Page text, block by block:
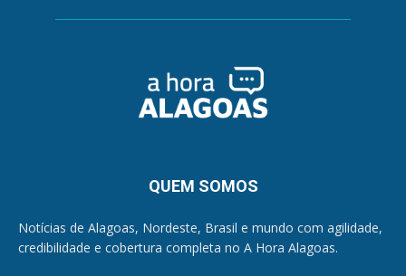
QUEM SOMOS
Notícias de Alagoas, Nordeste, Brasil e mundo com agilidade,
credibilidade e cobertura completa no A Hora Alagoas.